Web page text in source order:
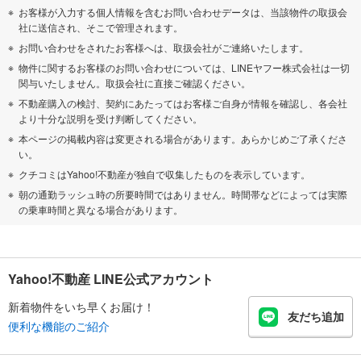
お客様が入力する個人情報を含むお問い合わせデータは、当該物件の取扱会
社に送信され、そこで管理されます。
お問い合わせをされたお客様へは、取扱会社がご連絡いたします。
物件に関するお客様のお問い合わせについては、LINEヤフー株式会社は一切
関与いたしません。取扱会社に直接ご確認ください。
不動産購入の検討、契約にあたってはお客様ご自身が情報を確認し、各会社
より十分な説明を受け判断してください。
本ページの掲載内容は変更される場合があります。あらかじめご了承くださ
い。
クチコミはYahoo!不動産が独自で収集したものを表示しています。
朝の通勤ラッシュ時の所要時間ではありません。時間帯などによっては実際
の乗車時間と異なる場合があります。
Yahoo!不動産 LINE公式アカウント
新着物件をいち早くお届け！
便利な機能のご紹介
友だち追加